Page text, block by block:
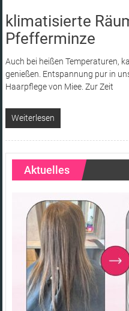
klimatisierte
Pfefferminze
Auch bei heißen Temperaturen,
genießen. Entspannung pur in
Haarpflege von Miee. Zur Zeit
Weiterlesen
Aktuelles